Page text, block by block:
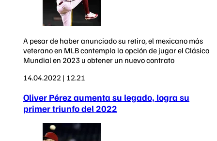
A pesar de haber anunciado su retiro, el mexicano más
veterano en MLB contempla la opción de jugar el Clásico
Mundial en 2023 u obtener un nuevo contrato
14.04.2022 | 12.21
Oliver Pérez aumenta su legado, logra su
primer triunfo del 2022